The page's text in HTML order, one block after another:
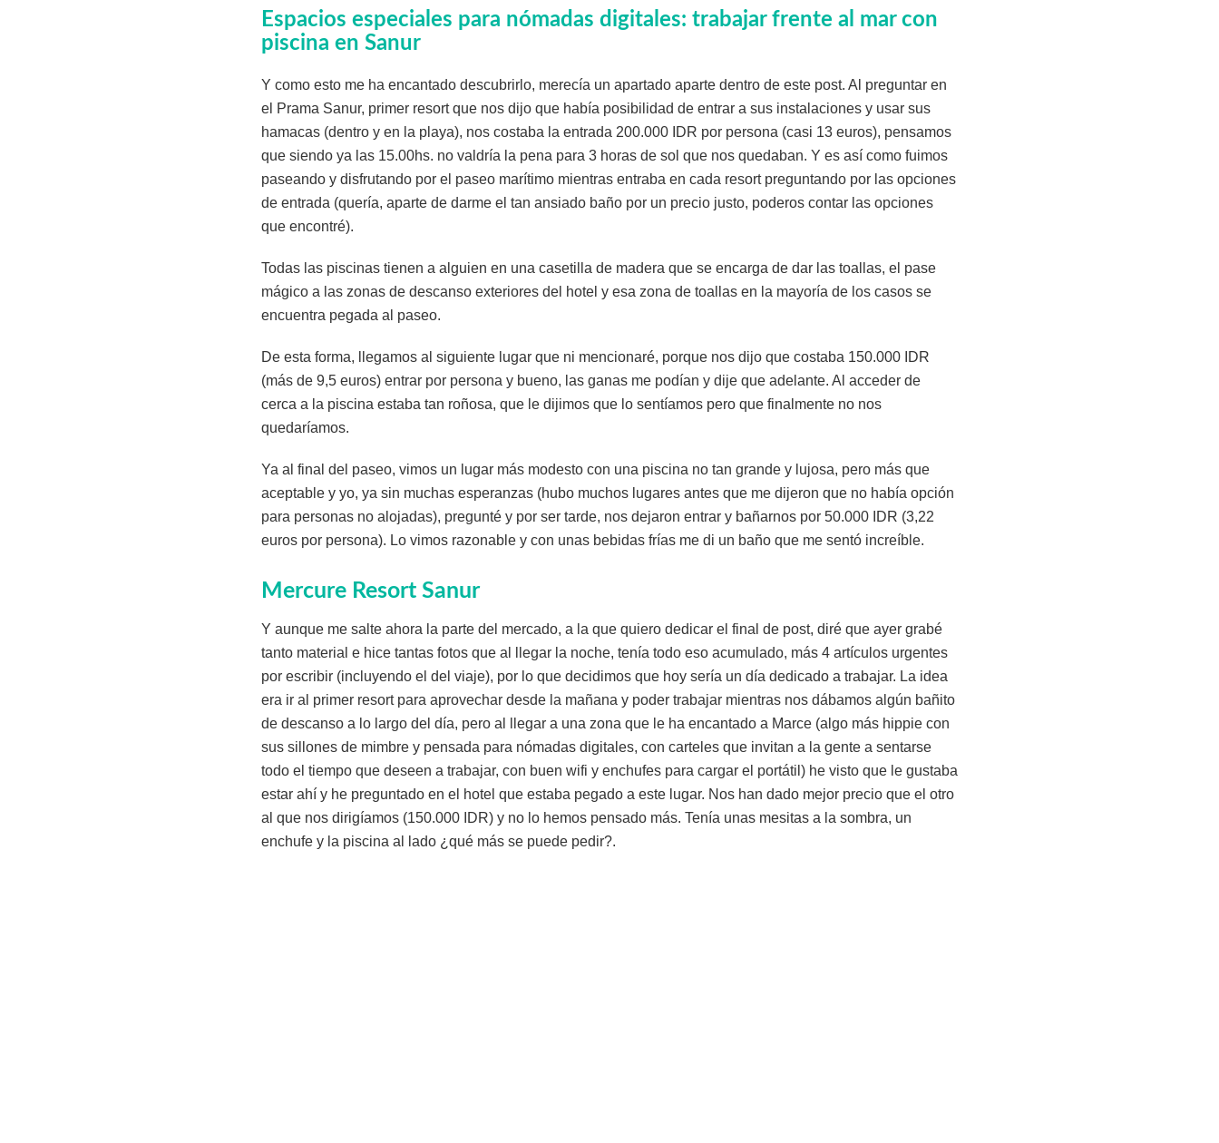
Espacios especiales para nómadas digitales: trabajar frente al mar con
piscina en Sanur
Y como esto me ha encantado descubrirlo, merecía un apartado aparte dentro de este post. Al preguntar en
el Prama Sanur, primer resort que nos dijo que había posibilidad de entrar a sus instalaciones y usar sus
hamacas (dentro y en la playa), nos costaba la entrada 200.000 IDR por persona (casi 13 euros), pensamos
que siendo ya las 15.00hs. no valdría la pena para 3 horas de sol que nos quedaban. Y es así como fuimos
paseando y disfrutando por el paseo marítimo mientras entraba en cada resort preguntando por las opciones
de entrada (quería, aparte de darme el tan ansiado baño por un precio justo, poderos contar las opciones
que encontré).
Todas las piscinas tienen a alguien en una casetilla de madera que se encarga de dar las toallas, el pase
mágico a las zonas de descanso exteriores del hotel y esa zona de toallas en la mayoría de los casos se
encuentra pegada al paseo.
De esta forma, llegamos al siguiente lugar que ni mencionaré, porque nos dijo que costaba 150.000 IDR
(más de 9,5 euros) entrar por persona y bueno, las ganas me podían y dije que adelante. Al acceder de
cerca a la piscina estaba tan roñosa, que le dijimos que lo sentíamos pero que finalmente no nos
quedaríamos.
Ya al final del paseo, vimos un lugar más modesto con una piscina no tan grande y lujosa, pero más que
aceptable y yo, ya sin muchas esperanzas (hubo muchos lugares antes que me dijeron que no había opción
para personas no alojadas), pregunté y por ser tarde, nos dejaron entrar y bañarnos por 50.000 IDR (3,22
euros por persona). Lo vimos razonable y con unas bebidas frías me di un baño que me sentó increíble.
Mercure Resort Sanur
Y aunque me salte ahora la parte del mercado, a la que quiero dedicar el final de post, diré que ayer grabé
tanto material e hice tantas fotos que al llegar la noche, tenía todo eso acumulado, más 4 artículos urgentes
por escribir (incluyendo el del viaje), por lo que decidimos que hoy sería un día dedicado a trabajar. La idea
era ir al primer resort para aprovechar desde la mañana y poder trabajar mientras nos dábamos algún bañito
de descanso a lo largo del día, pero al llegar a una zona que le ha encantado a Marce (algo más hippie con
sus sillones de mimbre y pensada para nómadas digitales, con carteles que invitan a la gente a sentarse
todo el tiempo que deseen a trabajar, con buen wifi y enchufes para cargar el portátil) he visto que le gustaba
estar ahí y he preguntado en el hotel que estaba pegado a este lugar. Nos han dado mejor precio que el otro
al que nos dirigíamos (150.000 IDR) y no lo hemos pensado más. Tenía unas mesitas a la sombra, un
enchufe y la piscina al lado ¿qué más se puede pedir?.